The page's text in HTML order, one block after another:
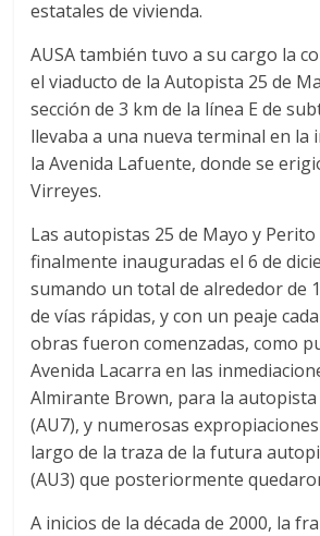
estatales de vivienda.
AUSA también tuvo a su cargo la
el viaducto de la Autopista 25 de
sección de 3 km de la línea E de
llevaba a una nueva terminal en la
la Avenida Lafuente, donde se
Virreyes.
Las autopistas 25 de Mayo y
finalmente inauguradas el 6 de
sumando un total de alrededor de
de vías rápidas, y con un peaje
obras fueron comenzadas, como
Avenida Lacarra en las
Almirante Brown, para la autopista
(AU7), y numerosas
largo de la traza de la futura
(AU3) que posteriormente
A inicios de la década de 2000, la